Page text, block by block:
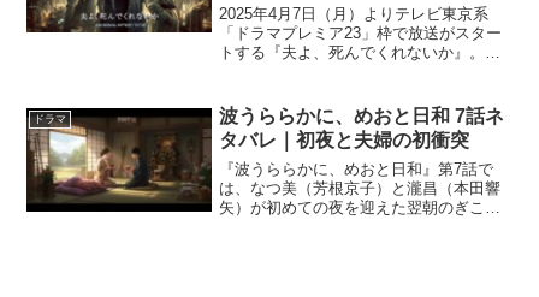
2025年4月7日（月）よりテレビ東京系
「ドラマプレミア23」枠で放送がスター
トする『夫よ、死んでくれないか』。原
結婚に奪われた幸せを取り戻すべく、3人
の女性たちが“...
ドラマ
波うららかに、めおと日和 7話ネ
タバレ｜初夜と夫婦の初衝突
『波うららかに、めおと日和』第7話で
は、なつ美（芳根京子）と瀧昌（本田響
矢）が初めての夜を迎えた翌朝のぎこち